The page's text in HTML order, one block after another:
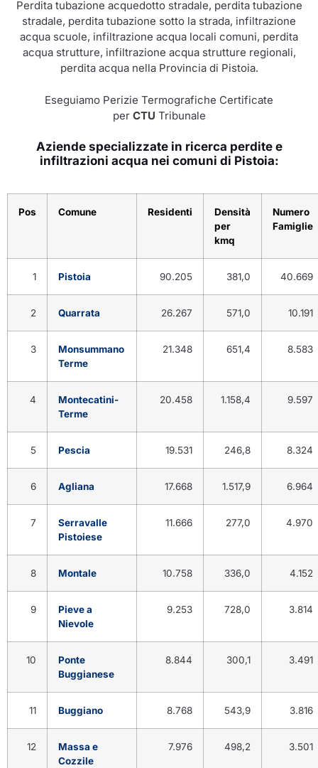
Perdita tubazione acquedotto stradale, perdita tubazione
stradale, perdita tubazione sotto la strada, infiltrazione
acqua scuole, infiltrazione acqua locali comuni, perdita
acqua strutture, infiltrazione acqua strutture regionali,
perdita acqua nella Provincia di Pistoia.
Eseguiamo Perizie Termografiche Certificate
per CTU Tribunale
Aziende specializzate in ricerca perdite e
infiltrazioni acqua nei comuni di Pistoia:
Pos Comune Residenti
Densità
per
kmq
Numero
Famiglie
1 Pistoia 90.205 381,0 40.669
2 Quarrata 26.267 571,0 10.191
3
Monsummano
Terme
21.348 651,4 8.583
4
Montecatini-
Terme
20.458 1.158,4 9.597
5 Pescia 19.531 246,8 8.324
6 Agliana 17.668 1.517,9 6.964
7
Serravalle
Pistoiese
11.666 277,0 4.970
8 Montale 10.758 336,0 4.152
9
Pieve a
Nievole
9.253 728,0 3.814
10
Ponte
Buggianese
8.844 300,1 3.491
11 Buggiano 8.768 543,9 3.816
12
Massa e
Cozzile
7.976 498,2 3.501